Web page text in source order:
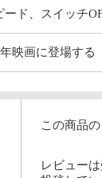
ード、スイッチ
映画に登場する
この商品
レビュー